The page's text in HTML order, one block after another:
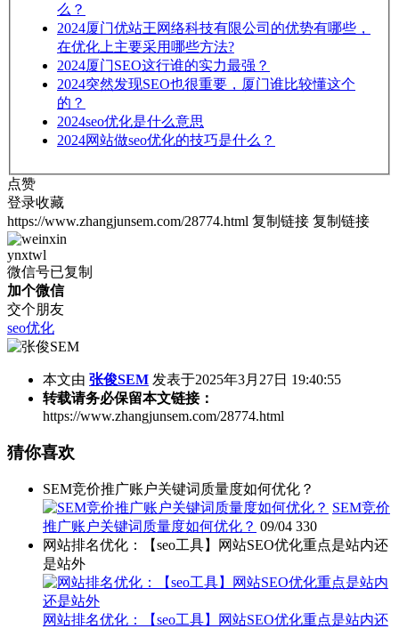
么？
2024厦门优站王网络科技有限公司的优势有哪些，
在优化上主要采用哪些方法?
2024厦门SEO这行谁的实力最强？
2024突然发现SEO也很重要，厦门谁比较懂这个
的？
2024seo优化是什么意思
2024网站做seo优化的技巧是什么？
点赞
登录收藏
https://www.zhangjunsem.com/28774.html 复制链接 复制链接
ynxtwl
微信号已复制
加个微信
交个朋友
seo优化
本文由 张俊SEM 发表于2025年3月27日 19:40:55
转载请务必保留本文链接：
https://www.zhangjunsem.com/28774.html
猜你喜欢
SEM竞价推广账户关键词质量度如何优化？
SEM竞价
推广账户关键词质量度如何优化？ 09/04 330
网站排名优化：【seo工具】网站SEO优化重点是站内还
是站外
网站排名优化：【seo工具】网站SEO优化重点是站内还